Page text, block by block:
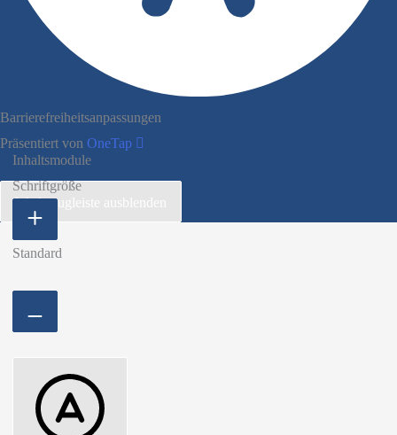
Barrierefreiheitsanpassungen
Präsentiert von OneTap
Werkzeugleiste ausblenden
Inhaltsmodule
Schriftgröße
Standard